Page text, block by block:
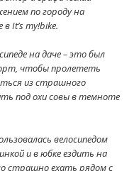
по городу на
It’s my!bike.
на даче – это был
чтобы пролететь
из страшного
под охи совы в темноте
велосипедом
и в юбке ездить на
страшно ехать рядом с